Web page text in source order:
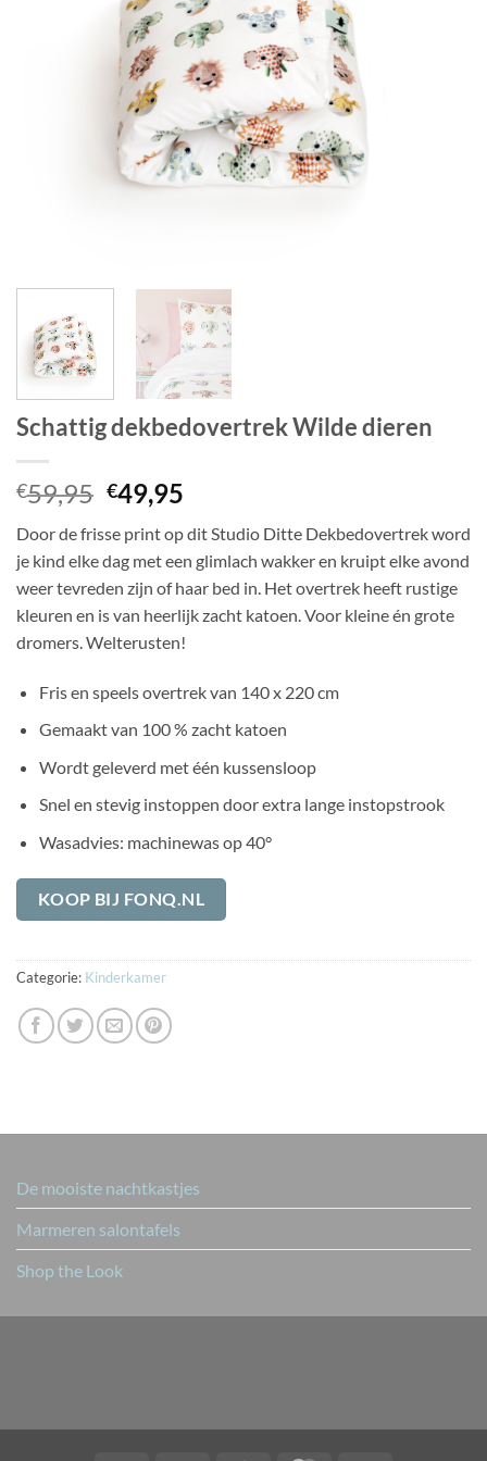
Schattig dekbedovertrek Wilde dieren
€59,95 Oorspronkelijke
prijs
was:
€59,95.
€49,95
is:
€49,95.
Door de frisse print op dit Studio Ditte Dekbedovertrek word
je kind elke dag met een glimlach wakker en kruipt elke avond
weer tevreden zijn of haar bed in. Het overtrek heeft rustige
kleuren en is van heerlijk zacht katoen. Voor kleine én grote
dromers. Welterusten!
Fris en speels overtrek van 140 x 220 cm
Gemaakt van 100 % zacht katoen
Wordt geleverd met één kussensloop
Snel en stevig instoppen door extra lange instopstrook
Wasadvies: machinewas op 40°
KOOP BIJ FONQ.NL
Categorie: Kinderkamer
De mooiste nachtkastjes
Marmeren salontafels
Shop the Look